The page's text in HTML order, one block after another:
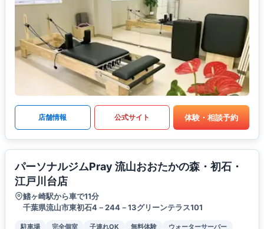
店舗情報 公式サイト 体験・相談予約
パーソナルジムPray 流山おおたかの森・初石・
江戸川台店
鰭ヶ崎駅から車で11分
千葉県流山市東初石4－244－13グリーンテラス101
駐車場 完全個室 子連れOK 無料体験 ウォーターサーバー